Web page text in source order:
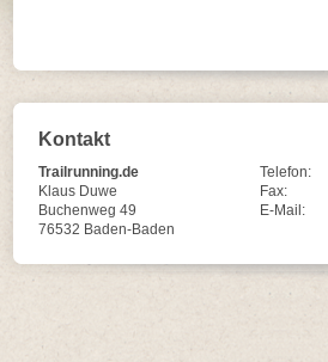
Kontakt
Trailrunning.de
Klaus Duwe
Buchenweg 49
76532 Baden-Baden
Telefon:
Fax:
E-Mail: